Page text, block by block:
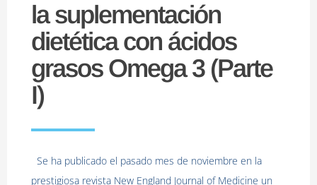
la suplementación
dietética con ácidos
grasos Omega 3 (Parte
I)
Se ha publicado el pasado mes de noviembre en la
prestigiosa revista New England Journal of Medicine un